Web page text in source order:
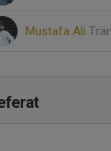
Mustafa Ali